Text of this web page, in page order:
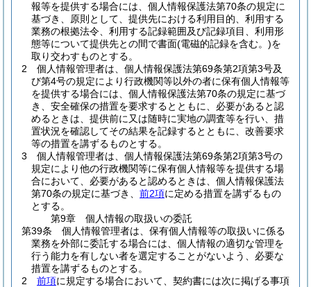
報等を提供する場合には、個人情報保護法第70条の規定に
基づき、原則として、提供先における利用目的、利用する
業務の根拠法令、利用する記録範囲及び記録項目、利用形
態等について提供先との間で書面(電磁的記録を含む。)を
取り交わすものとする。
2
個人情報管理者は、個人情報保護法第69条第2項第3号及
び第4号の規定により行政機関等以外の者に保有個人情報等
を提供する場合には、個人情報保護法第70条の規定に基づ
き、安全確保の措置を要求するとともに、必要があると認
めるときは、提供前に又は随時に実地の調査等を行い、措
置状況を確認してその結果を記録するとともに、改善要求
等の措置を講ずるものとする。
3
個人情報管理者は、個人情報保護法第69条第2項第3号の
規定により他の行政機関等に保有個人情報等を提供する場
合において、必要があると認めるときは、個人情報保護法
第70条の規定に基づき、 前2項に定める措置を講ずるもの
とする。
第9章
個人情報の取扱いの委託
第39条
個人情報管理者は、保有個人情報等の取扱いに係る
業務を外部に委託する場合には、個人情報の適切な管理を
行う能力を有しない者を選定することがないよう、必要な
措置を講ずるものとする。
2
前項に規定する場合において、契約書には次に掲げる事項